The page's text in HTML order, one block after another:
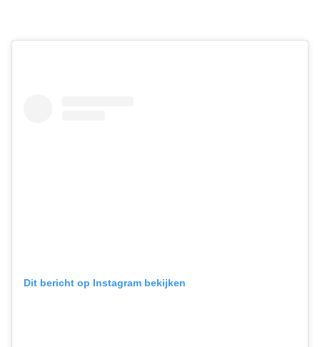
Dit bericht op Instagram bekijken